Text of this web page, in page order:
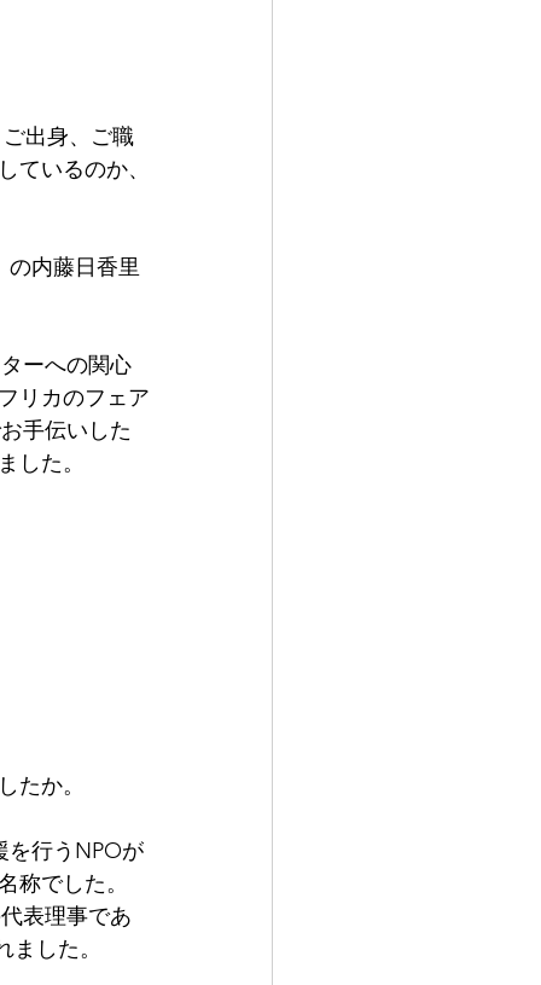
出身、ご職
ているのか、
の内藤日香里
ーへの関心
リカのフェア
手伝いした
した。
たか。
を行うNPOが
称でした。
表理事であ
した。